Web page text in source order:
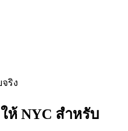
จริง
ให้ NYC สำหรับ